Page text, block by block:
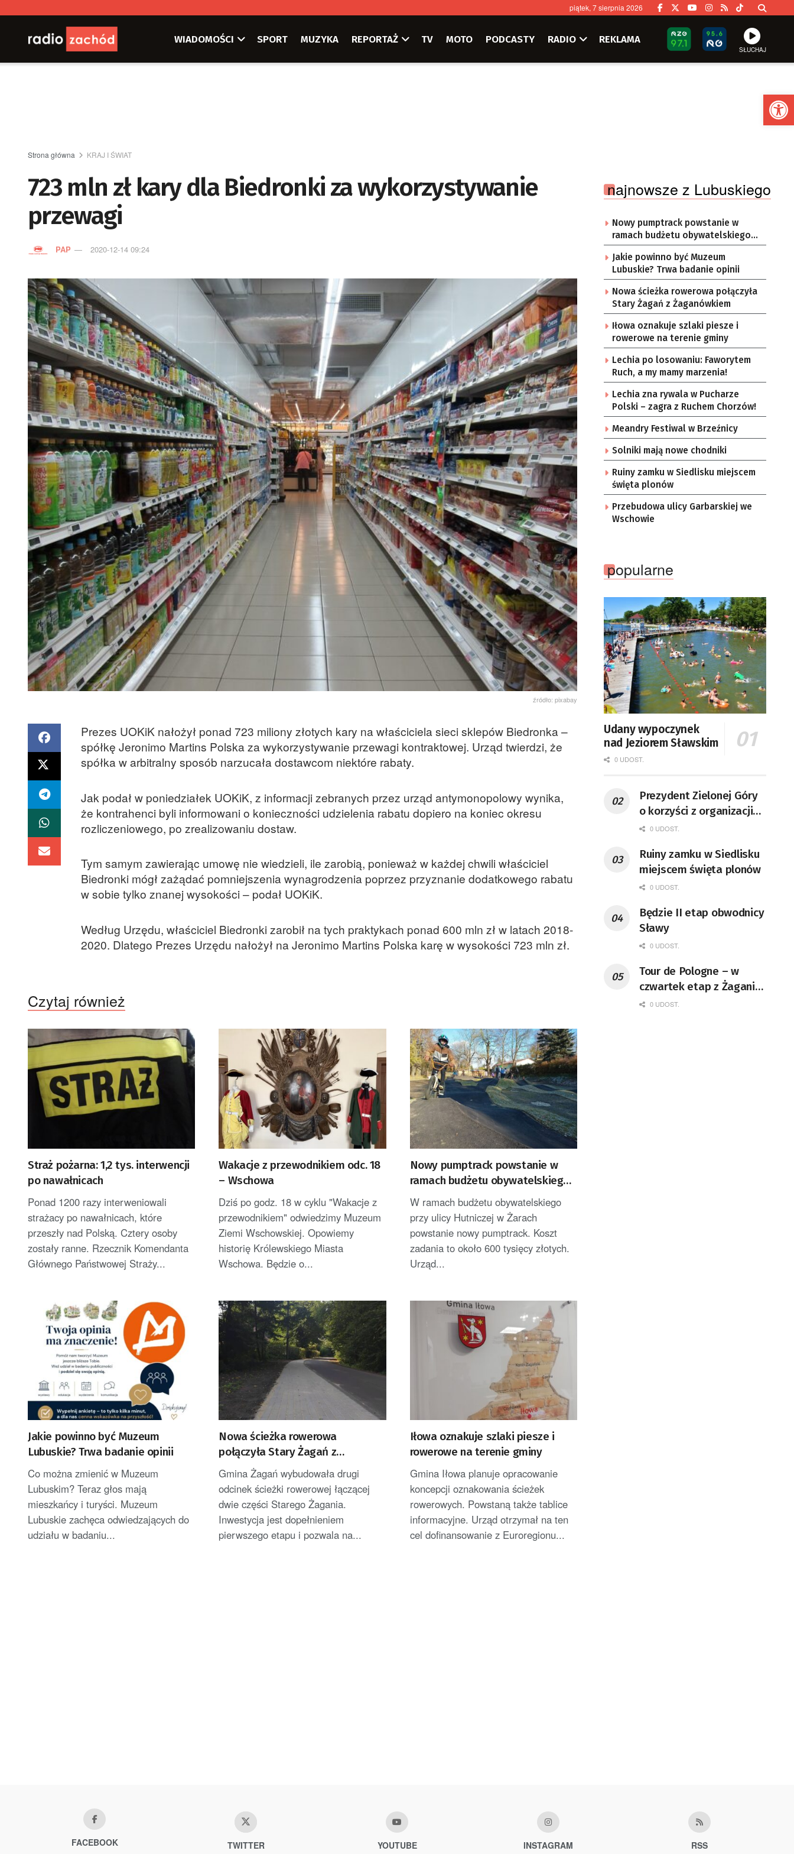
piątek, 7 sierpnia 2026
WIADOMOŚCI SPORT MUZYKA REPORTAŻ TV MOTO PODCASTY RADIO REKLAMA
SŁUCHAJ
Strona główna KRAJ I ŚWIAT
723 mln zł kary dla Biedronki za wykorzystywanie
przewagi
PAP 2020-12-14 09:24
źródło: pixabay
Prezes UOKiK nałożył ponad 723 miliony złotych kary na właściciela sieci sklepów Biedronka –
spółkę Jeronimo Martins Polska za wykorzystywanie przewagi kontraktowej. Urząd twierdzi, że
spółka w arbitralny sposób narzucała dostawcom niektóre rabaty.
Jak podał w poniedziałek UOKiK, z informacji zebranych przez urząd antymonopolowy wynika,
że kontrahenci byli informowani o konieczności udzielenia rabatu dopiero na koniec okresu
rozliczeniowego, po zrealizowaniu dostaw.
Tym samym zawierając umowę nie wiedzieli, ile zarobią, ponieważ w każdej chwili właściciel
Biedronki mógł zażądać pomniejszenia wynagrodzenia poprzez przyznanie dodatkowego rabatu
w sobie tylko znanej wysokości – podał UOKiK.
Według Urzędu, właściciel Biedronki zarobił na tych praktykach ponad 600 mln zł w latach 2018-
2020. Dlatego Prezes Urzędu nałożył na Jeronimo Martins Polska karę w wysokości 723 mln zł.
Czytaj również
Straż pożarna: 1,2 tys. interwencji
po nawałnicach
Ponad 1200 razy interweniowali
strażacy po nawałnicach, które
przeszły nad Polską. Cztery osoby
zostały ranne. Rzecznik Komendanta
Głównego Państwowej Straży...
Wakacje z przewodnikiem odc. 18
– Wschowa
Dziś po godz. 18 w cyklu "Wakacje z
przewodnikiem" odwiedzimy Muzeum
Ziemi Wschowskiej. Opowiemy
historię Królewskiego Miasta
Wschowa. Będzie o...
Nowy pumptrack powstanie w
ramach budżetu obywatelskiego
Żar
W ramach budżetu obywatelskiego
przy ulicy Hutniczej w Żarach
powstanie nowy pumptrack. Koszt
zadania to około 600 tysięcy złotych.
Urząd...
Jakie powinno być Muzeum
Lubuskie? Trwa badanie opinii
Co można zmienić w Muzeum
Lubuskim? Teraz głos mają
mieszkańcy i turyści. Muzeum
Lubuskie zachęca odwiedzających do
udziału w badaniu...
Nowa ścieżka rowerowa
połączyła Stary Żagań z
Żaganówkiem
Gmina Żagań wybudowała drugi
odcinek ścieżki rowerowej łączącej
dwie części Starego Żagania.
Inwestycja jest dopełnieniem
pierwszego etapu i pozwala na...
Iłowa oznakuje szlaki piesze i
rowerowe na terenie gminy
Gmina Iłowa planuje opracowanie
koncepcji oznakowania ścieżek
rowerowych. Powstaną także tablice
informacyjne. Urząd otrzymał na ten
cel dofinansowanie z Euroregionu...
najnowsze z Lubuskiego
Nowy pumptrack powstanie w
ramach budżetu obywatelskiego
Żar
Jakie powinno być Muzeum
Lubuskie? Trwa badanie opinii
Nowa ścieżka rowerowa połączyła
Stary Żagań z Żaganówkiem
Iłowa oznakuje szlaki piesze i
rowerowe na terenie gminy
Lechia po losowaniu: Faworytem
Ruch, a my mamy marzenia!
Lechia zna rywala w Pucharze
Polski – zagra z Ruchem Chorzów!
Meandry Festiwal w Brzeźnicy
Solniki mają nowe chodniki
Ruiny zamku w Siedlisku miejscem
święta plonów
Przebudowa ulicy Garbarskiej we
Wschowie
popularne
Udany wypoczynek
nad Jeziorem Sławskim
0 UDOST.
Prezydent Zielonej Góry
o korzyści z organizacji
mety Tour de Pologne
0 UDOST.
Ruiny zamku w Siedlisku
miejscem święta plonów
0 UDOST.
Będzie II etap obwodnicy
Sławy
0 UDOST.
Tour de Pologne – w
czwartek etap z Żagania
do Karpacza
0 UDOST.
FACEBOOK TWITTER YOUTUBE INSTAGRAM RSS